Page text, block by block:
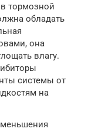
тормозной
обладать
она
влагу.
системы от
на